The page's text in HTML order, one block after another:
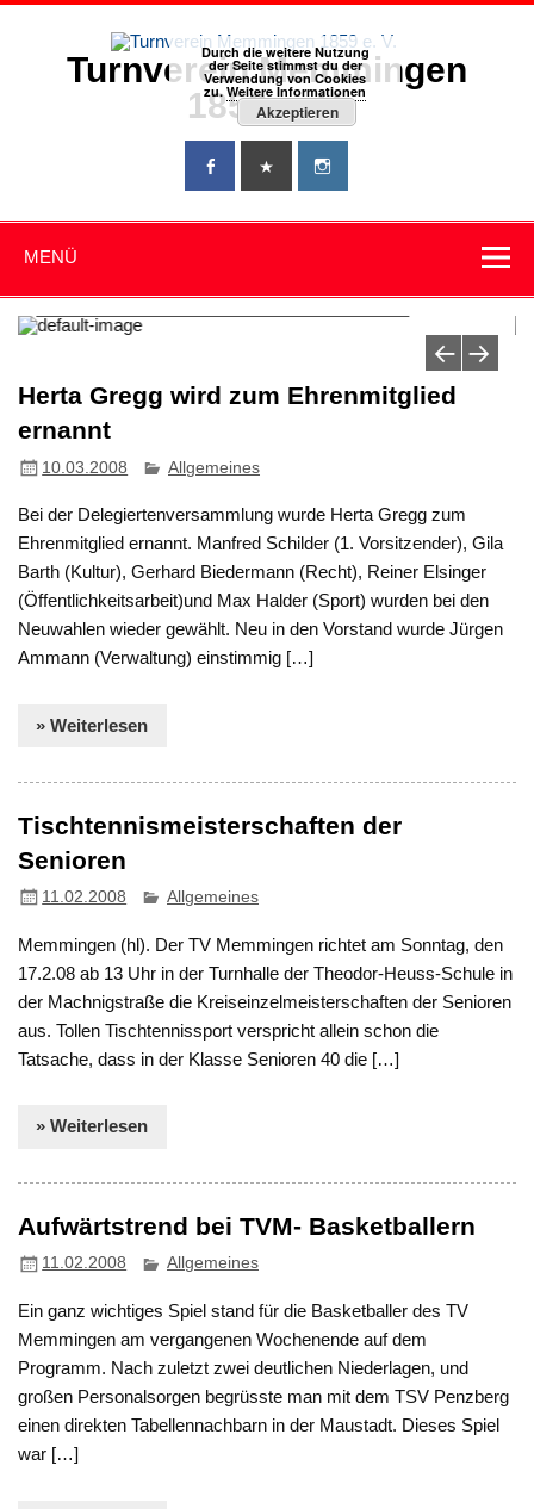
Zum
Turnverein Memmingen
1859 e. V.
MENÜEK-Abschlussturnier 6. Mai in
Herta Gregg wird zum Ehrenmitglied
ernannt
10.03.2008 Allgemeines
Bei der Delegiertenversammlung wurde Herta Gregg zum
Ehrenmitglied ernannt. Manfred Schilder (1. Vorsitzender), Gila
Barth (Kultur), Gerhard Biedermann (Recht), Reiner Elsinger
(Öffentlichkeitsarbeit)und Max Halder (Sport) wurden bei den
Neuwahlen wieder gewählt. Neu in den Vorstand wurde Jürgen
Ammann (Verwaltung) einstimmig […]
» Weiterlesen
Tischtennismeisterschaften der
Senioren
11.02.2008 Allgemeines
Memmingen (hl). Der TV Memmingen richtet am Sonntag, den
17.2.08 ab 13 Uhr in der Turnhalle der Theodor-Heuss-Schule in
der Machnigstraße die Kreiseinzelmeisterschaften der Senioren
aus. Tollen Tischtennissport verspricht allein schon die
Tatsache, dass in der Klasse Senioren 40 die […]
» Weiterlesen
Aufwärtstrend bei TVM- Basketballern
11.02.2008 Allgemeines
Ein ganz wichtiges Spiel stand für die Basketballer des TV
Memmingen am vergangenen Wochenende auf dem
Programm. Nach zuletzt zwei deutlichen Niederlagen, und
großen Personalsorgen begrüsste man mit dem TSV Penzberg
einen direkten Tabellennachbarn in der Maustadt. Dieses Spiel
war […]
Durch die weitere Nutzung
der Seite stimmst du der
Verwendung von Cookies
zu.Weitere Informationen
Akzeptieren